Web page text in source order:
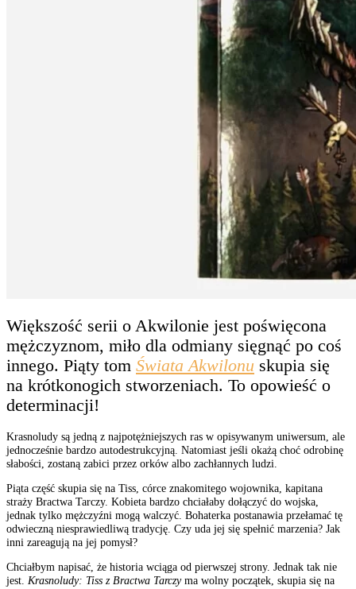
Większość serii o Akwilonie jest poświęcona
mężczyznom, miło dla odmiany sięgnąć po coś
innego. Piąty tom Świata Akwilonu skupia się
na krótkonogich stworzeniach. To opowieść o
determinacji!
Krasnoludy są jedną z najpotężniejszych ras w opisywanym uniwersum, ale
jednocześnie bardzo autodestrukcyjną. Natomiast jeśli okażą choć odrobinę
słabości, zostaną zabici przez orków albo zachłannych ludzi.
Piąta część skupia się na Tiss, córce znakomitego wojownika, kapitana
straży Bractwa Tarczy. Kobieta bardzo chciałaby dołączyć do wojska,
jednak tylko mężczyźni mogą walczyć. Bohaterka postanawia przełamać tę
odwieczną niesprawiedliwą tradycję. Czy uda jej się spełnić marzenia? Jak
inni zareagują na jej pomysł?
Chciałbym napisać, że historia wciąga od pierwszej strony. Jednak tak nie
jest. Krasnoludy: Tiss z Bractwa Tarczyma wolny początek, skupia się na